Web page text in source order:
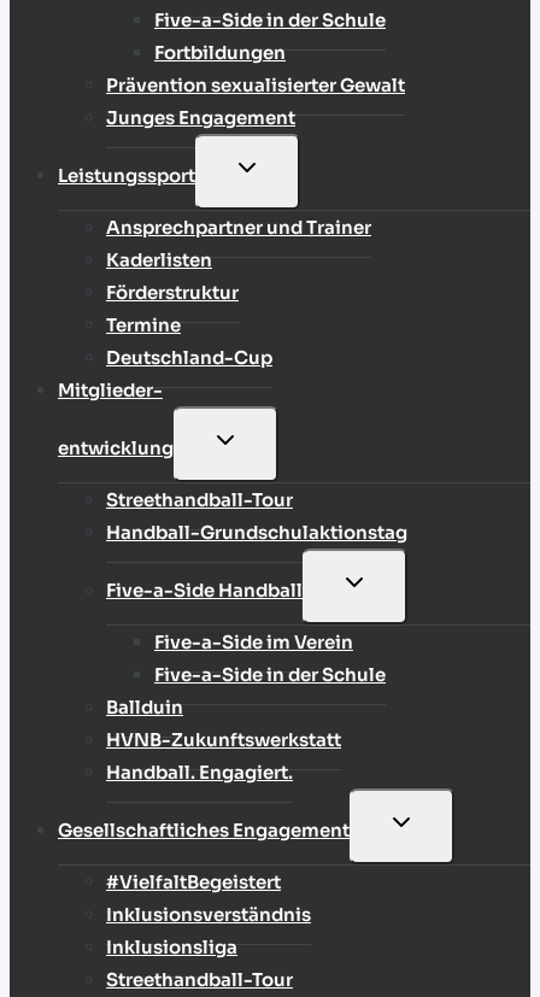
Five-a-Side in der Schule
Fortbildungen
Prävention sexualisierter Gewalt
Junges Engagement
Leistungssport
UNTERMENÜ
Ansprechpartner und Trainer
Kaderlisten
Förderstruktur
Termine
Deutschland-Cup
Mitglieder-
entwicklung
UNTERMENÜ
Streethandball-Tour
Handball-Grundschulaktionstag
Five-a-Side Handball
UNTERMENÜ
Five-a-Side im Verein
Five-a-Side in der Schule
Ballduin
HVNB-Zukunftswerkstatt
Handball. Engagiert.
Gesellschaftliches Engagement
UNTERMENÜ
#VielfaltBegeistert
Inklusionsverständnis
Inklusionsliga
Streethandball-Tour